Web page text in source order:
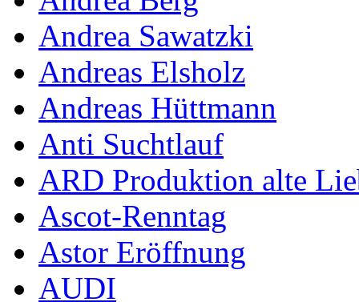
Andrea Sawatzki
Andreas Elsholz
Andreas Hüttmann
Anti Suchtlauf
ARD Produktion alte
Ascot-Renntag
Astor Eröffnung
AUDI